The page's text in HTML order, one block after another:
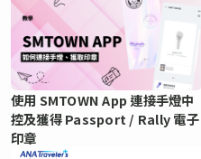
使用 SMTOWN App 連接手燈中
控及獲得 Passport / Rally 電子
印章